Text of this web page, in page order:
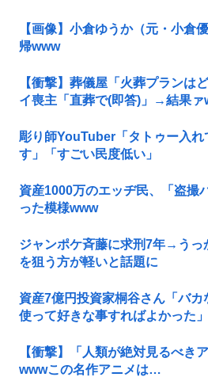
【画像】小倉ゆうか（元・小倉
帰www
【衝撃】葬儀屋「火葬プランは
イ喪主「直葬で(即答)」→結果ァ
彫り師YouTuber「タトゥー入れ
す」「すごい民度低い」
資産1000万のエッヂ民、「盗撮
った模様www
ジャンポケ斉藤に求刑7年→うっ
を狙う方が軽いと話題に
資産7億円投資家桐谷さん「バ
使って好きな事すればよかった」
【衝撃】「人類が絶対見るべき
wwwこの名作アニメは…